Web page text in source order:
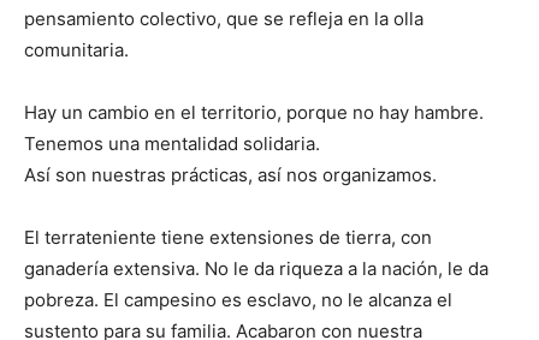
pensamiento colectivo, que se refleja en la olla
comunitaria.
Hay un cambio en el territorio, porque no hay hambre.
Tenemos una mentalidad solidaria.
Así son nuestras prácticas, así nos organizamos.
El terrateniente tiene extensiones de tierra, con
ganadería extensiva. No le da riqueza a la nación, le da
pobreza. El campesino es esclavo, no le alcanza el
sustento para su familia. Acabaron con nuestra